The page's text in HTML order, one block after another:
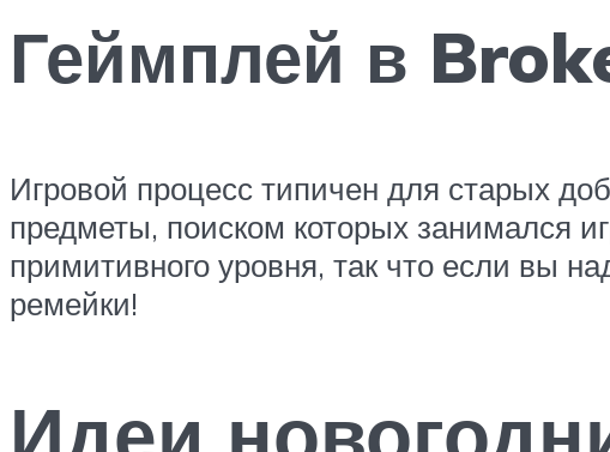
Геймплей в
Игровой процесс типичен для старых
предметы, поиском которых занимался
примитивного уровня, так что если вы
ремейки!